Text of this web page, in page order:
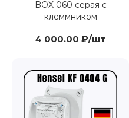
BOX 060 серая с
клеммником
4 000.00 ₽/шт